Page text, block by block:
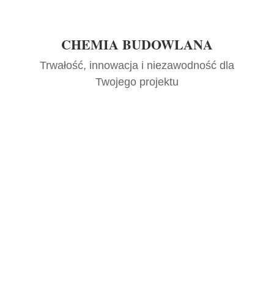
CHEMIA BUDOWLANA
Trwałość, innowacja i niezawodność dla
Twojego projektu